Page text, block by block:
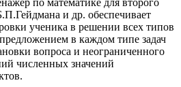
по математике для второго
и др. обеспечивает
ученика в решении всех типов
в каждом типе задач
вопроса и неограниченного
численных значений